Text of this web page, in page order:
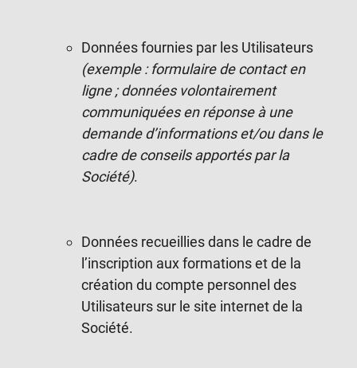
Données fournies par les Utilisateurs
(exemple : formulaire de contact en
ligne ; données volontairement
communiquées en réponse à une
demande d’informations et/ou dans le
cadre de conseils apportés par la
Société).
Données recueillies dans le cadre de
l’inscription aux formations et de la
création du compte personnel des
Utilisateurs sur le site internet de la
Société.